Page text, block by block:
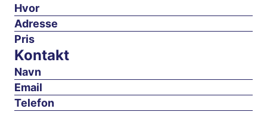
Hvor
Adresse
Pris
Kontakt
Navn
Email
Telefon